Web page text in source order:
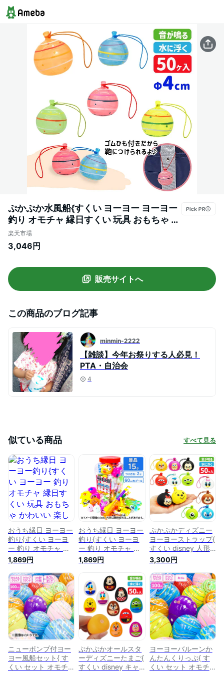
ぷかぷか水風船{すくい ヨーヨー ヨーヨー
釣り オモチャ 縁日すくい 玩具 おもちゃ か
わいい 鳴る 浮く 風呂 縁日 露店 おまけ 子
ども会 夏祭り つかみ取り}[子供会 保育園
気]【色柄指定不可】
楽天市場
3,046円
販売サイトへ
この商品のブログ記事
minmin-2222
【雑談】今年お祭りする人必見！
PTA・自治会
4
似ている商品 すべて見る
おうち縁日 ヨーヨー
釣り{すくい ヨーヨ
ー 釣り オモチャ 縁
日すくい 玩具 おも
ちゃ かわいい 楽し
い 風船 家遊び セッ
ト 浮く 風呂 縁日 露
店 おまけ 子ども会
夏祭り つかみ取り}
[子供会 保育園 幼稚
園 景品 イベント お
祭り プレゼント 人
気]【色柄指定不可】
1,869円
おうち縁日 ヨーヨー
釣り{すくい ヨーヨ
ー 釣り オモチャ 縁
日すくい 玩具 おも
ちゃ かわいい 楽し
い 風船 家遊び セッ
ト 浮く 風呂 縁日 露
店 おまけ 子ども会
夏祭り つかみ取り}
[子供会 保育園 幼稚
園 景品 イベント お
祭り プレゼント 人
気]【色柄指定不可】
1,869円
ぷかぷかディズニー
ヨーヨーストラップ{
すくい disney 人形
キャラクター オモチ
ャ 縁日すくい 玩具
おもちゃ かわいい
鳴る 浮く 縁日 露店
おまけ 子ども会 夏
祭り つかみ取り }[
子供会 保育園 幼稚
園 景品 イベント お
祭り プレゼント 人
気 ]【色柄指定不
可】
3,300円
ニューポンプ付ヨー
ヨー風船セット{ す
くい セット オモチ
ぷかぷかオールスタ
ーディズニーたまご{
すくい disney キャ
ヨーヨーバルーンか
んたんくりっぷ{ す
くい セット オモチ